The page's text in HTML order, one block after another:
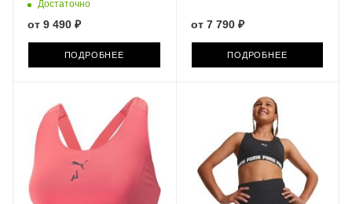
Достаточно
от 9 490 ₽
ПОДРОБНЕЕ
от 7 790 ₽
ПОДРОБНЕЕ